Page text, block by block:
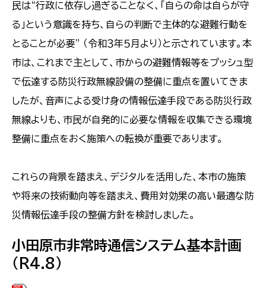
民は“行政に依存し過ぎることなく、「自らの命は自らが守
る」という意識を持ち、自らの判断で主体的な避難行動を
とることが必要” （令和３年５月より）と示されています。本
市は、これまで主として、市からの避難情報等をプッシュ型
で伝達する防災行政無線設備の整備に重点を置いてきま
したが、音声による受け身の情報伝達手段である防災行政
無線よりも、市民が自発的に必要な情報を収集できる環境
整備に重点をおく施策への転換が重要であります。
これらの背景を踏まえ、デジタルを活用した、本市の施策
や将来の技術動向等を踏まえ、費用対効果の高い最適な防
災情報伝達手段の整備方針を検討しました。
小田原市非常時通信システム基本計画
（R4.8）